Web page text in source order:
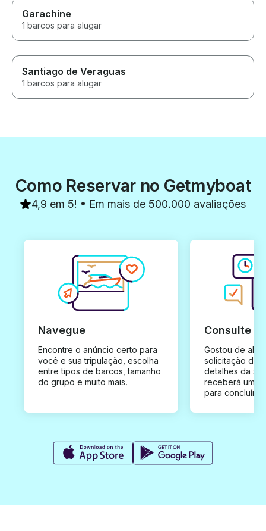
Garachine
1 barcos para alugar
Santiago de Veraguas
1 barcos para alugar
Como Reservar no Getmyboat
4,9 em 5! • Em mais de 500.000 avaliações
Navegue
Encontre o anúncio certo para
você e sua tripulação, escolha
entre tipos de barcos, tamanho
do grupo e muito mais.
Consulte e
Gostou de
solicitação de
detalhes da
receberá uma
para concluír a